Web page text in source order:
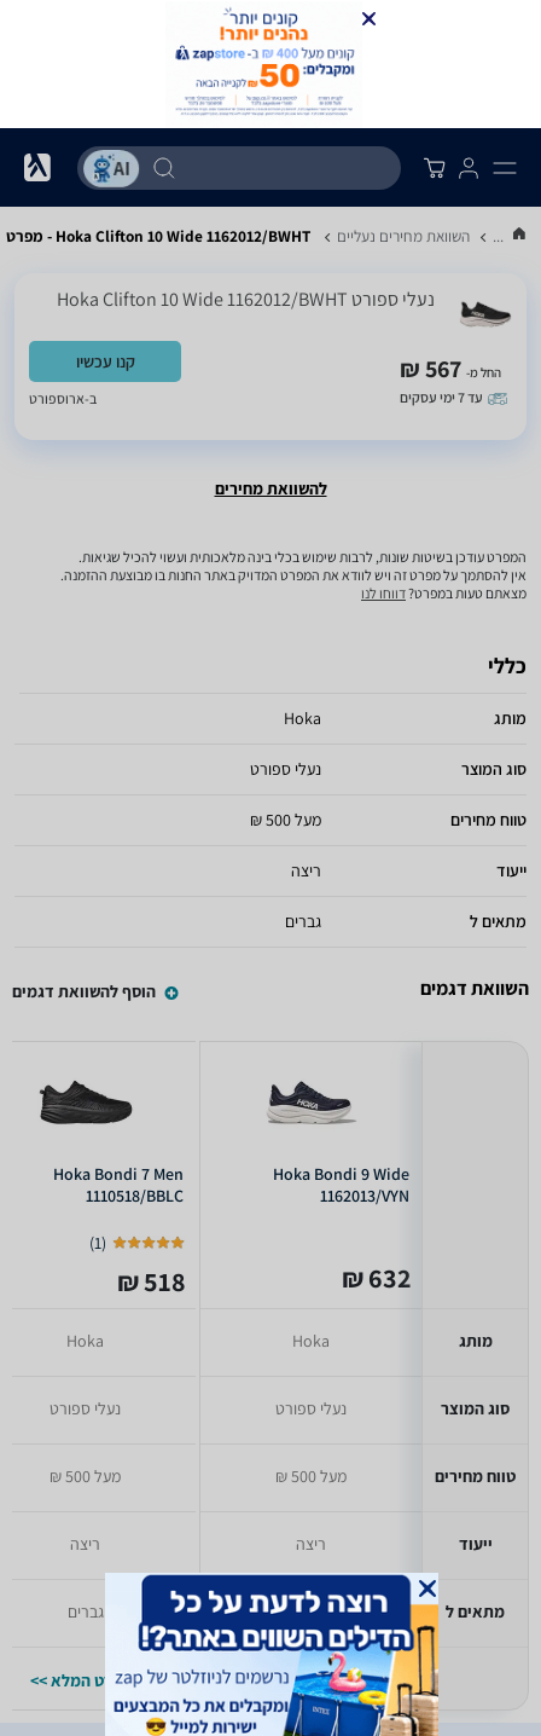
... השוואת מחירים נעליים Hoka Clifton 10 Wide 1162012/BWHT - מפרט
‏נעלי ספורט Hoka Clifton 10 Wide 1162012/BWHT
החל מ- 567 ₪
עד 7 ימי עסקים
קנו עכשיו
ב-ארוספורט
להשוואת מחירים
המפרט עודכן בשיטות שונות, לרבות שימוש בכלי בינה מלאכותית ועשוי להכיל שגיאות.
אין להסתמך על מפרט זה ויש לוודא את המפרט המדויק באתר החנות בו מבוצעת ההזמנה.
מצאתם טעות במפרט?דווחו לנו
כללי
מותג Hoka
סוג המוצר נעלי ספורט
טווח מחירים מעל 500 ₪
ייעוד ריצה
מתאים ל גברים
השוואת דגמים הוסף להשוואת דגמים
מותג
סוג המוצר
טווח מחירים
ייעוד
מתאים ל
Hoka Bondi 9 Wide
1162013/VYN
632 ₪
Hoka
נעלי ספורט
מעל 500 ₪
ריצה
גברים
למפרט המלא >>
Hoka Bondi 7 Men
1110518/BBLC
(
1
)
518 ₪
Hoka
נעלי ספורט
מעל 500 ₪
ריצה
גברים
למפרט המלא >>